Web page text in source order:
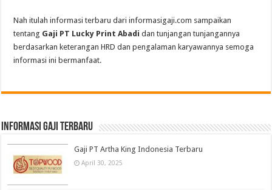
Nah itulah informasi terbaru dari informasigaji.com sampaikan
tentang Gaji PT Lucky Print Abadidan tunjangan tunjangannya
berdasarkan keterangan HRD dan pengalaman karyawannya semoga
informasi ini bermanfaat.
informasi gaji terbaru
Gaji PT Artha King Indonesia Terbaru
April 30, 2025